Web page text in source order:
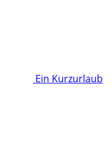
Ein Kurzurlaub